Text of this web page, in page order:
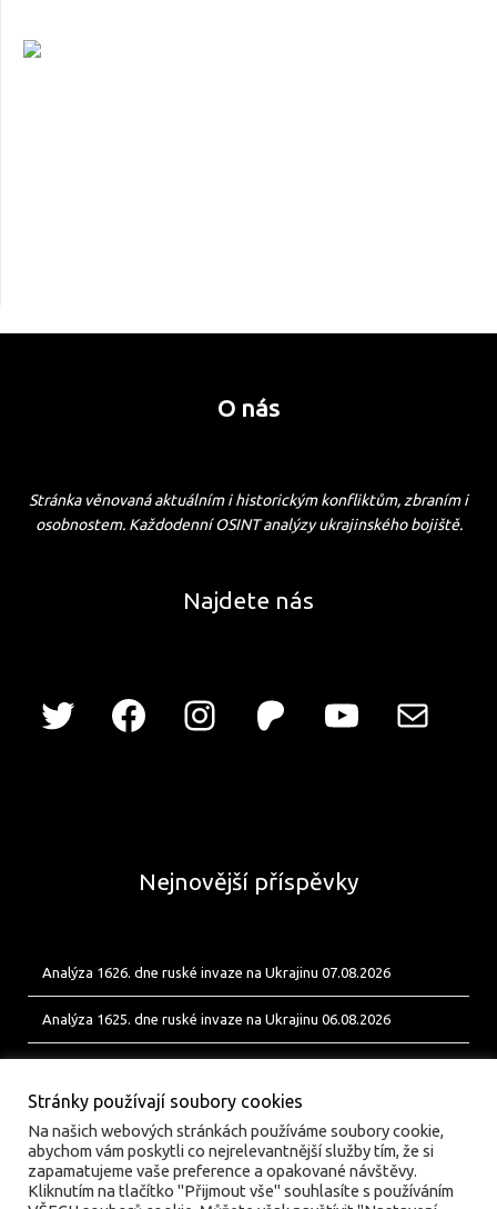
O nás
Stránka věnovaná aktuálním i historickým konfliktům, zbraním i
osobnostem. Každodenní OSINT analýzy ukrajinského bojiště.
Najdete nás
Nejnovější příspěvky
Analýza 1626. dne ruské invaze na Ukrajinu 07.08.2026
Analýza 1625. dne ruské invaze na Ukrajinu 06.08.2026
Stránky používají soubory cookies
Na našich webových stránkách používáme soubory cookie,
abychom vám poskytli co nejrelevantnější služby tím, že si
zapamatujeme vaše preference a opakované návštěvy.
Kliknutím na tlačítko "Přijmout vše" souhlasíte s používáním